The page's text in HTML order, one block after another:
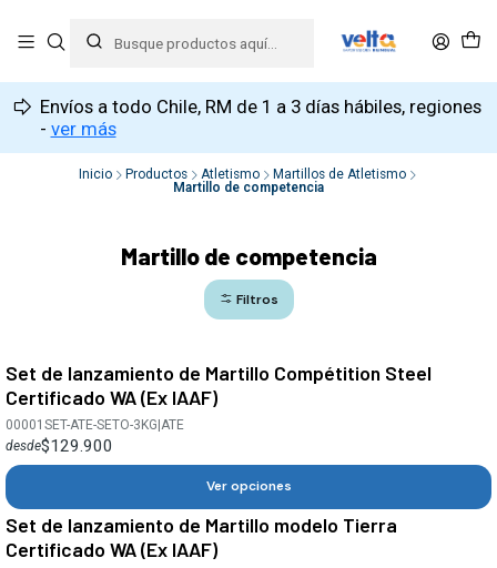
Envíos a todo Chile, RM de 1 a 3 días hábiles, regiones
- ver más
Inicio Productos Atletismo
Martillos de Atletismo
Martillo de competencia
Martillo de competencia
Filtros
Set de lanzamiento de Martillo Compétition Steel
Certificado WA (Ex IAAF)
00001SET-ATE-SETO-3KG|ATE
desde$129.900
Ver opciones
Set de lanzamiento de Martillo modelo Tierra
Certificado WA (Ex IAAF)